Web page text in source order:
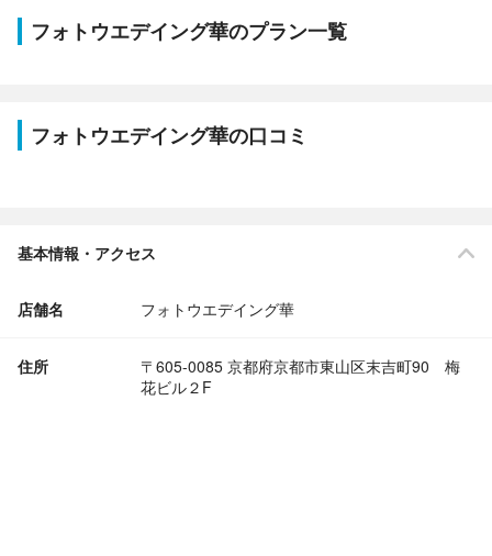
フォトウエデイング華のプラン一覧
フォトウエデイング華の口コミ
基本情報・アクセス
店舗名 フォトウエデイング華
住所
〒605-0085 京都府京都市東山区末吉町90 梅
花ビル２F